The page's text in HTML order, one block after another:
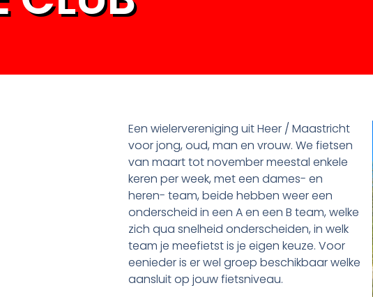
Een wielervereniging uit Heer / Maastricht
voor jong, oud, man en vrouw. We fietsen
van maart tot november meestal enkele
keren per week, met een dames- en
heren- team, beide hebben weer een
onderscheid in een A en een B team, welke
zich qua snelheid onderscheiden, in welk
team je meefietst is je eigen keuze. Voor
eenieder is er wel groep beschikbaar welke
aansluit op jouw fietsniveau.